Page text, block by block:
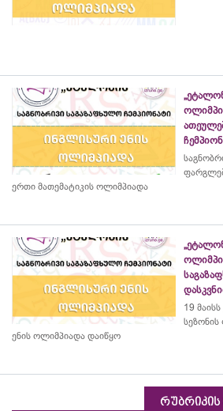
ერთი მათემატიკის ოლიმპიადა
19
ენის ოლიმპიადა დაიწყო